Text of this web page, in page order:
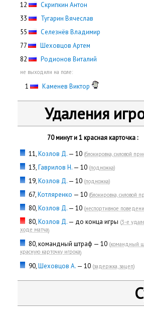
12
Скрипкин Антон
33
Тугарин Вячеслав
55
Селезнёв Владимир
77
Шеховцов Артем
82
Родионов Виталий
не выходили на поле:
1 Каменев Виктор
Удаления
70 минут и 1 красная карточка :
11,Козлов Д. — 10 (блокировка, силовой
13,Гаврилов Н. — 10 (подножка)
19,Козлов Д. — 10 (подножка)
67,Котляренко — 10 (блокировка, силовой
80,Козлов Д. — 10 (неспортивное
80,Козлов Д. — до конца игры (3-е
ходе матча)
80, командный штраф — 10 (командный
красную карточку игрока)
90,Шеховцов А. — 10 (задержка, зацеп)